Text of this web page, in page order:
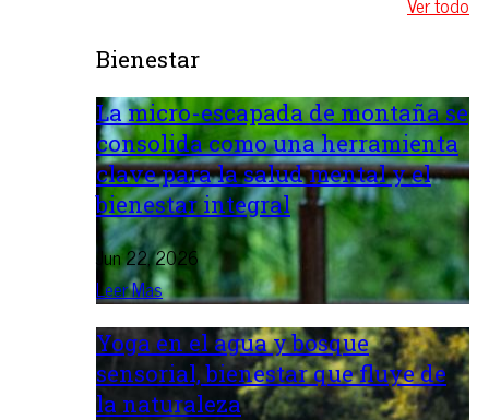
Bienestar
La micro-escapada de montaña se
consolida como una herramienta
clave para la salud mental y el
bienestar integral
Jun 22, 2026
Leer Mas
Yoga en el agua y bosque
sensorial, bienestar que fluye de
la naturaleza